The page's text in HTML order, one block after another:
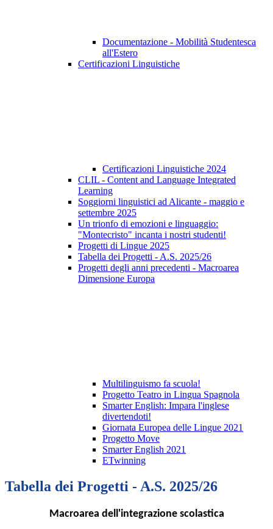
Documentazione - Mobilità Studentesca
all'Estero
Certificazioni Linguistiche
Certificazioni Linguistiche 2024
CLIL - Content and Language Integrated
Learning
Soggiorni linguistici ad Alicante - maggio e
settembre 2025
Un trionfo di emozioni e linguaggio:
"Montecristo" incanta i nostri studenti!
Progetti di Lingue 2025
Tabella dei Progetti - A.S. 2025/26
Progetti degli anni precedenti - Macroarea
Dimensione Europa
Multilinguismo fa scuola!
Progetto Teatro in Lingua Spagnola
Smarter English: Impara l'inglese
divertendoti!
Giornata Europea delle Lingue 2021
Progetto Move
Smarter English 2021
ETwinning
Tabella dei Progetti - A.S. 2025/26
Macroarea dell'integrazione scolastica